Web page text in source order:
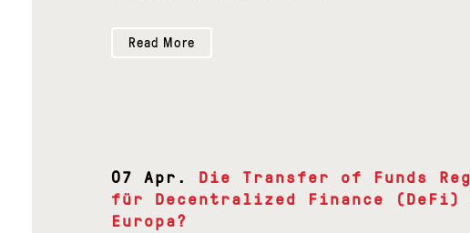
Read More
07 Apr.
Die Transfer of Funds
für Decentralized Finance (DeFi)
Europa?